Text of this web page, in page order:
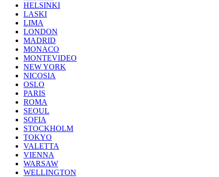
HELSINKI
LASKI
LIMA
LONDON
MADRID
MONACO
MONTEVIDEO
NEW YORK
NICOSIA
OSLO
PARIS
ROMA
SEOUL
SOFIA
STOCKHOLM
TOKYO
VALETTA
VIENNA
WARSAW
WELLINGTON